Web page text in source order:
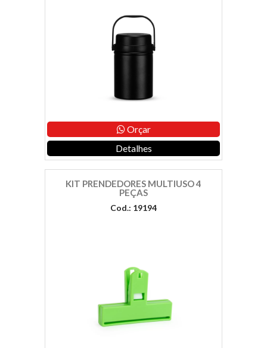
Orçar
Detalhes
KIT PRENDEDORES MULTIUSO 4
PEÇAS
Cod.: 19194